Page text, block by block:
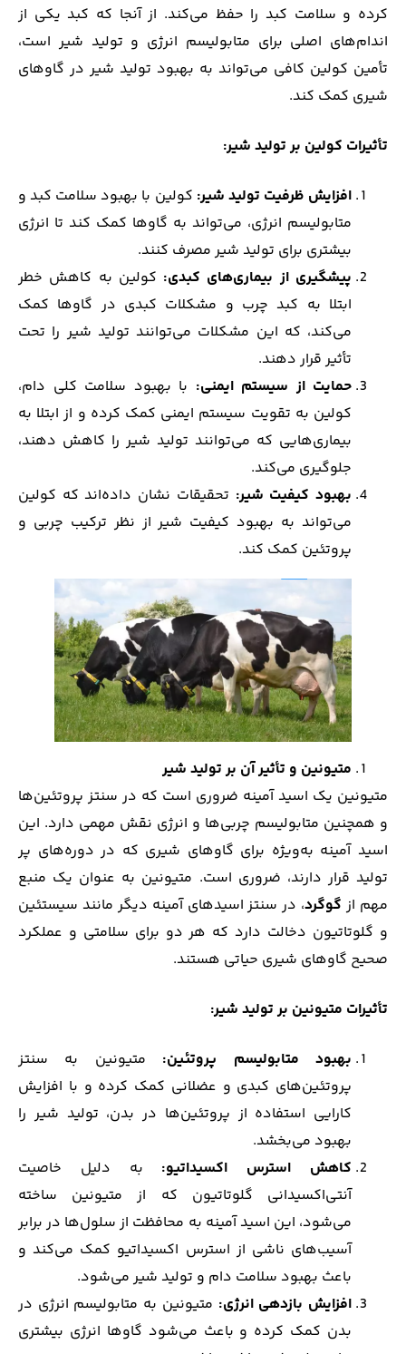
کرده و سلامت کبد را حفظ می‌کند. از آنجا که کبد یکی از
اندام‌های اصلی برای متابولیسم انرژی و تولید شیر است،
تأمین کولین کافی می‌تواند به بهبود تولید شیر در گاوهای
شیری کمک کند.
تأثیرات کولین بر تولید شیر:
افزایش ظرفیت تولید شیر: کولین با بهبود سلامت کبد و
متابولیسم انرژی، می‌تواند به گاوها کمک کند تا انرژی
بیشتری برای تولید شیر مصرف کنند.
پیشگیری از بیماری‌های کبدی: کولین به کاهش خطر
ابتلا به کبد چرب و مشکلات کبدی در گاوها کمک
می‌کند، که این مشکلات می‌توانند تولید شیر را تحت
تأثیر قرار دهند.
حمایت از سیستم ایمنی: با بهبود سلامت کلی دام،
کولین به تقویت سیستم ایمنی کمک کرده و از ابتلا به
بیماری‌هایی که می‌توانند تولید شیر را کاهش دهند،
جلوگیری می‌کند.
بهبود کیفیت شیر: تحقیقات نشان داده‌اند که کولین
می‌تواند به بهبود کیفیت شیر از نظر ترکیب چربی و
پروتئین کمک کند.
متیونین و تأثیر آن بر تولید شیر
متیونین یک اسید آمینه ضروری است که در سنتز پروتئین‌ها
و همچنین متابولیسم چربی‌ها و انرژی نقش مهمی دارد. این
اسید آمینه به‌ویژه برای گاوهای شیری که در دوره‌های پر
تولید قرار دارند، ضروری است. متیونین به عنوان یک منبع
مهم از گوگرد، در سنتز اسیدهای آمینه دیگر مانند سیستئین
و گلوتاتیون دخالت دارد که هر دو برای سلامتی و عملکرد
صحیح گاوهای شیری حیاتی هستند.
تأثیرات متیونین بر تولید شیر:
بهبود متابولیسم پروتئین: متیونین به سنتز
پروتئین‌های کبدی و عضلانی کمک کرده و با افزایش
کارایی استفاده از پروتئین‌ها در بدن، تولید شیر را
بهبود می‌بخشد.
کاهش استرس اکسیداتیو: به دلیل خاصیت
آنتی‌اکسیدانی گلوتاتیون که از متیونین ساخته
می‌شود، این اسید آمینه به محافظت از سلول‌ها در برابر
آسیب‌های ناشی از استرس اکسیداتیو کمک می‌کند و
باعث بهبود سلامت دام و تولید شیر می‌شود.
افزایش بازدهی انرژی: متیونین به متابولیسم انرژی در
بدن کمک کرده و باعث می‌شود گاوها انرژی بیشتری